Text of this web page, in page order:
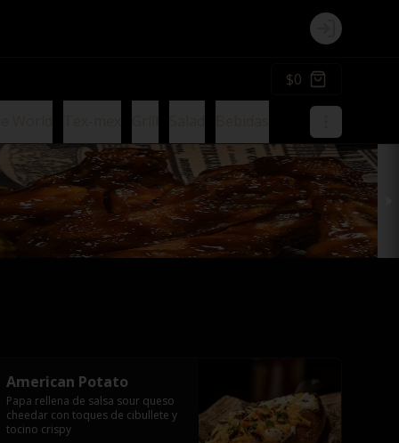
Login
$0
American Potato
Papa rellena de salsa sour queso
cheedar con toques de cibullete y
tocino crispy